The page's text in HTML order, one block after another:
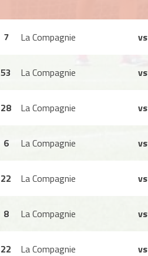
7 La Compagnie vs
53 La Compagnie vs
28 La Compagnie vs
6 La Compagnie vs
22 La Compagnie vs
8 La Compagnie vs
22 La Compagnie vs